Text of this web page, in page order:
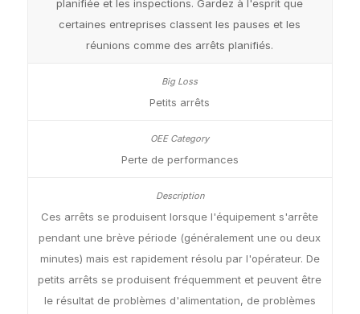
planifiée et les inspections. Gardez à l'esprit que
certaines entreprises classent les pauses et les
réunions comme des arrêts planifiés.
Petits arrêts
Perte de performances
Ces arrêts se produisent lorsque l'équipement s'arrête
pendant une brève période (généralement une ou deux
minutes) mais est rapidement résolu par l'opérateur. De
petits arrêts se produisent fréquemment et peuvent être
le résultat de problèmes d'alimentation, de problèmes